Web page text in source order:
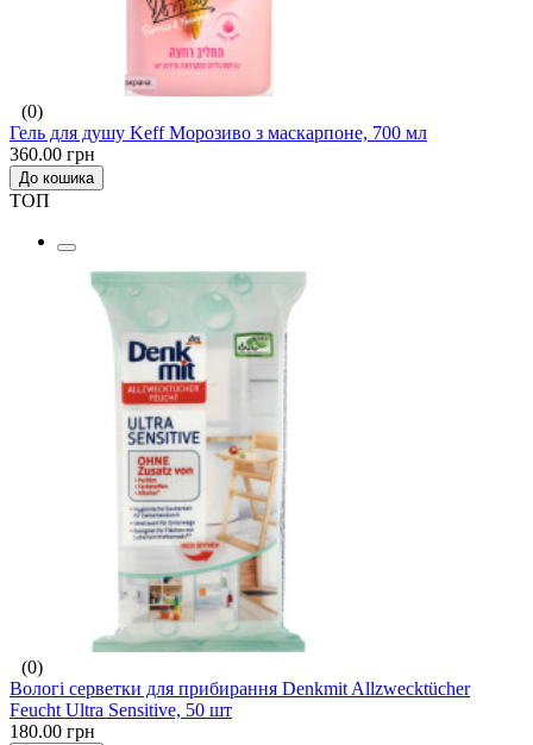
(0)
Гель для душу Keff Морозиво з маскарпоне, 700 мл
360.00 грн
До кошика
ТОП
(0)
Вологі серветки для прибирання Denkmit Allzwecktücher
Feucht Ultra Sensitive, 50 шт
180.00 грн